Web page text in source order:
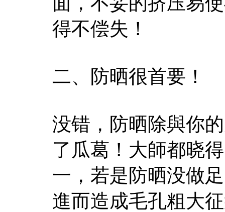
得不偿失！
二、防晒很首要！
没错，防晒除與你
了瓜葛！大師都晓
一，若是防晒没做
進而造成毛孔粗大